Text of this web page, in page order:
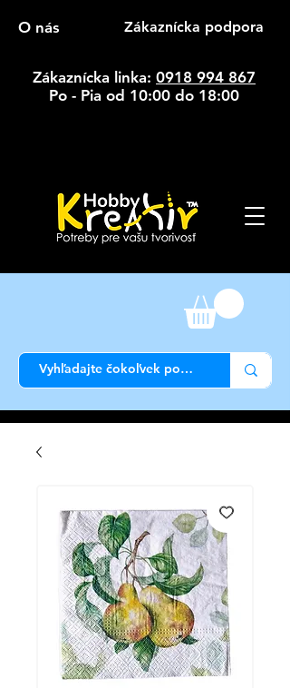
O nás Zákaznícka podpora
Zákaznícka linka: 0918 994 867
Po - Pia od 10:00 do 18:00